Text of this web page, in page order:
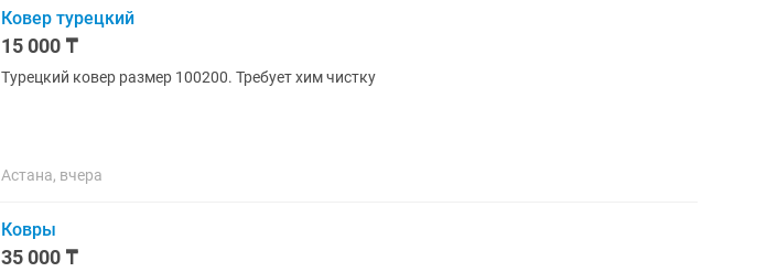
Ковер турецкий
15 000 ₸
Турецкий ковер размер 100200. Требует хим чистку
Астана, вчера
Ковры
35 000 ₸